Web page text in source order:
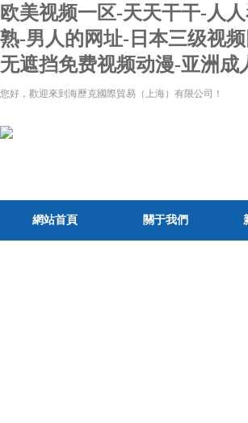
欧美视频一区-天天干干-人
熟-男人的网址-日本三级视
无遮挡免费视频动漫-亚洲
您好，歡迎來到海歷克國際貿易（上海）有限公司！
網站首頁 關于我們